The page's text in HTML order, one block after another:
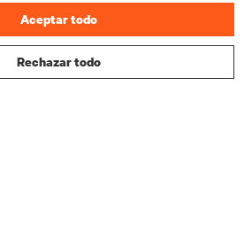
Rechazar todo
Aceptar todo